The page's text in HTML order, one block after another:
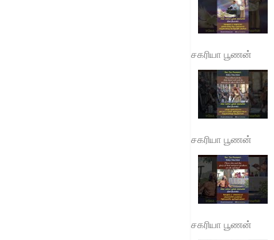
சகரியா பூணன்
சகரியா பூணன்
சகரியா பூணன்